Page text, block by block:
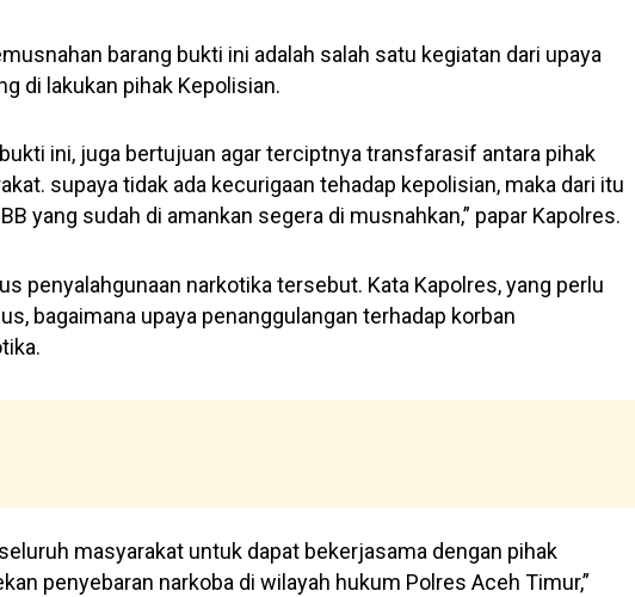
barang bukti ini adalah salah satu kegiatan dari upaya
di lakukan pihak Kepolisian.
ini, juga bertujuan agar terciptnya transfarasif antara pihak
supaya tidak ada kecurigaan tehadap kepolisian, maka dari itu
yang sudah di amankan segera di musnahkan,” papar Kapolres.
penyalahgunaan narkotika tersebut. Kata Kapolres, yang perlu
bagaimana upaya penanggulangan terhadap korban
masyarakat untuk dapat bekerjasama dengan pihak
penyebaran narkoba di wilayah hukum Polres Aceh Timur,”